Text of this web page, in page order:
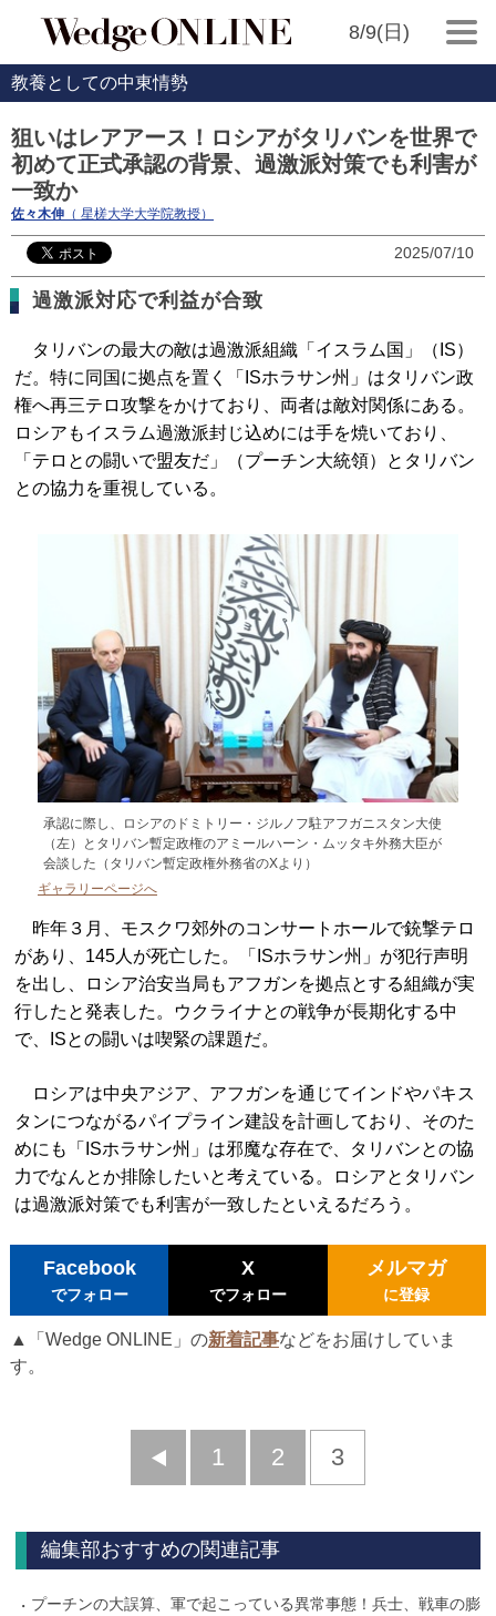
8/9(日)
教養としての中東情勢
狙いはレアアース！ロシアがタリバンを世界で
初めて正式承認の背景、過激派対策でも利害が
一致か
佐々木伸 （ 星槎大学大学院教授）
2025/07/10
過激派対応で利益が合致
タリバンの最大の敵は過激派組織「イスラム国」（IS）
だ。特に同国に拠点を置く「ISホラサン州」はタリバン政
権へ再三テロ攻撃をかけており、両者は敵対関係にある。
ロシアもイスラム過激派封じ込めには手を焼いており、
「テロとの闘いで盟友だ」（プーチン大統領）とタリバン
との協力を重視している。
承認に際し、ロシアのドミトリー・ジルノフ駐アフガニスタン大使
（左）とタリバン暫定政権のアミールハーン・ムッタキ外務大臣が
会談した（タリバン暫定政権外務省のXより）
ギャラリーページへ
昨年３月、モスクワ郊外のコンサートホールで銃撃テロ
があり、145人が死亡した。「ISホラサン州」が犯行声明
を出し、ロシア治安当局もアフガンを拠点とする組織が実
行したと発表した。ウクライナとの戦争が長期化する中
で、ISとの闘いは喫緊の課題だ。
ロシアは中央アジア、アフガンを通じてインドやパキス
タンにつながるパイプライン建設を計画しており、そのた
めにも「ISホラサン州」は邪魔な存在で、タリバンとの協
力でなんとか排除したいと考えている。ロシアとタリバン
は過激派対策でも利害が一致したといえるだろう。
Facebook
でフォロー
X
でフォロー
メルマガ
に登録
▲「Wedge ONLINE」の新着記事などをお届けしていま
す。
前
1 2 3
編集部おすすめの関連記事
プーチンの大誤算、軍で起こっている異常事態！兵士、戦車の膨